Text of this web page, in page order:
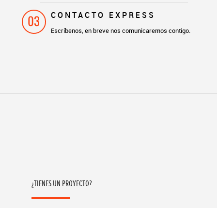
CONTACTO EXPRESS
Escríbenos, en breve nos comunicaremos contigo.
03
¿TIENES UN PROYECTO?